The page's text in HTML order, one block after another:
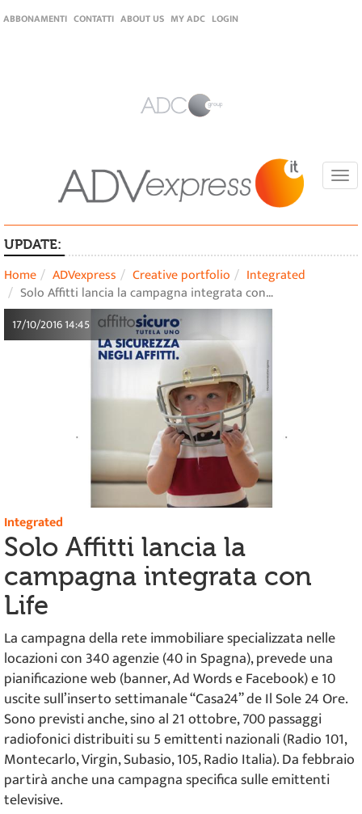
ABBONAMENTI CONTATTI ABOUT US MY ADC LOGIN
UPDATE:
Home ADVexpress Creative portfolio
Integrated
Solo Affitti lancia la campagna integrata con…
17/10/2016 14:45
Integrated
Solo Affitti lancia la
campagna integrata con
Life
La campagna della rete immobiliare specializzata nelle
locazioni con 340 agenzie (40 in Spagna), prevede una
pianificazione web (banner, Ad Words e Facebook) e 10
uscite sull’inserto settimanale “Casa24” de Il Sole 24 Ore.
Sono previsti anche, sino al 21 ottobre, 700 passaggi
radiofonici distribuiti su 5 emittenti nazionali (Radio 101,
Montecarlo, Virgin, Subasio, 105, Radio Italia). Da febbraio
partirà anche una campagna specifica sulle emittenti
televisive.